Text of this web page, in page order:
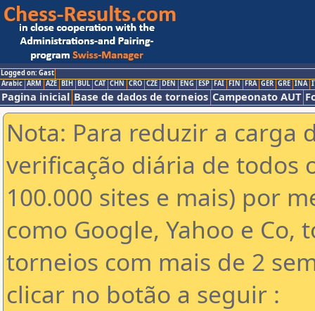
Logged on: Gast
Arabic ARM AZE BIH BUL CAT CHN CRO CZE DEN ENG ESP FAI FIN FRA GER GRE INA
Pagina inicial Base de dados de torneios Campeonato AUT
Nota: Para reduzir a carga
verificação diária de todos
100.000 sites e mais) por
como Google, Yahoo e Co,
torneios com mais de 2
clicar no botão a seguir :